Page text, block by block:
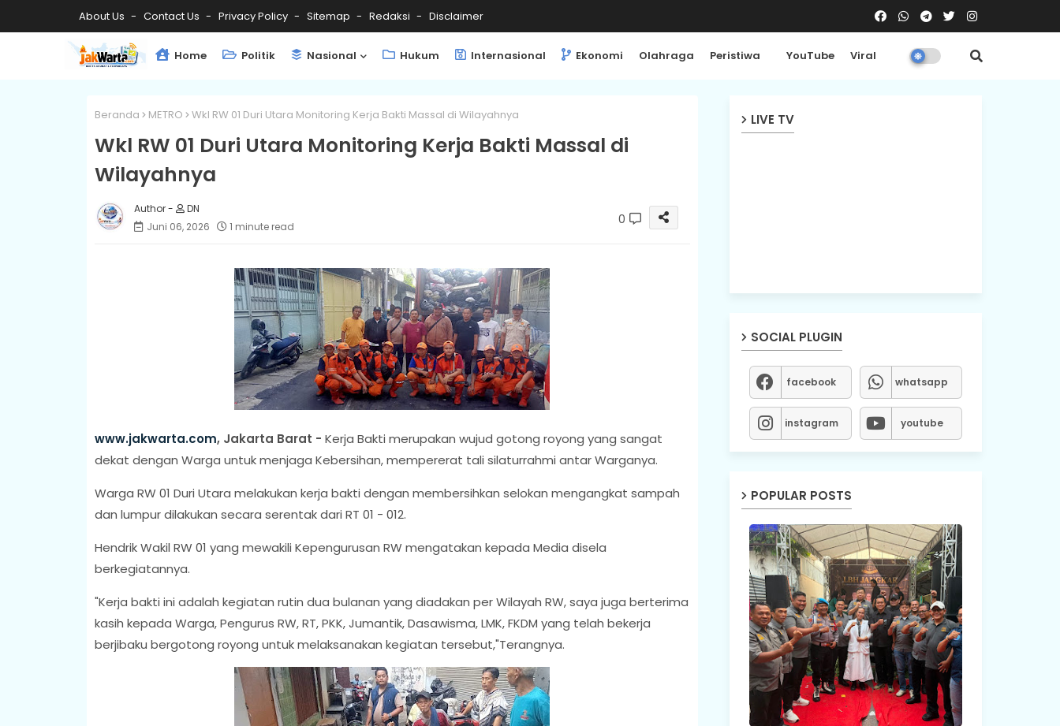
About Us Contact Us Privacy Policy Sitemap Redaksi Disclaimer
Home Politik Nasional Hukum Internasional Ekonomi Olahraga Peristiwa YouTube Viral
Beranda METRO Wkl RW 01 Duri Utara Monitoring Kerja Bakti Massal di Wilayahnya
Wkl RW 01 Duri Utara Monitoring Kerja Bakti Massal di
Wilayahnya
DN
Juni 06, 2026
1 minute read 0
www.jakwarta.com, Jakarta Barat - Kerja Bakti merupakan wujud gotong royong yang sangat
dekat dengan Warga untuk menjaga Kebersihan, mempererat tali silaturrahmi antar Warganya.
Warga RW 01 Duri Utara melakukan kerja bakti dengan membersihkan selokan mengangkat sampah
dan lumpur dilakukan secara serentak dari RT 01 - 012.
Hendrik Wakil RW 01 yang mewakili Kepengurusan RW mengatakan kepada Media disela
berkegiatannya.
"Kerja bakti ini adalah kegiatan rutin dua bulanan yang diadakan per Wilayah RW, saya juga berterima
kasih kepada Warga, Pengurus RW, RT, PKK, Jumantik, Dasawisma, LMK, FKDM yang telah bekerja
berjibaku bergotong royong untuk melaksanakan kegiatan tersebut,"Terangnya.
LIVE TV
SOCIAL PLUGIN
facebook whatsapp
instagram youtube
POPULAR POSTS